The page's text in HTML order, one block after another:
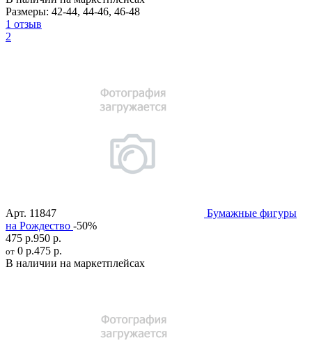
Размеры: 42-44, 44-46, 46-48
1 отзыв
2
Арт. 11847
Бумажные фигуры
на Рождество -50%
475 р.950 р.
от 0 р.475 р.
В наличии на маркетплейсах